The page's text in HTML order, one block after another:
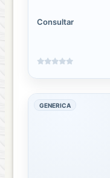
Consultar
GENERICA